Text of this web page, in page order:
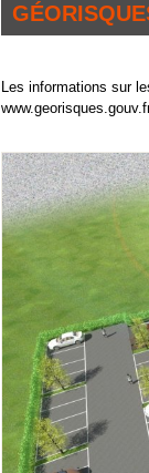
Les informations sur